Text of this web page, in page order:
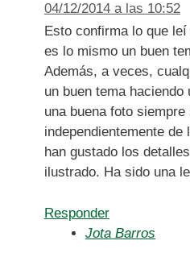
04/12/2014 a las 10:52
Esto confirma lo que
es lo mismo un buen
Además, a veces,
un buen tema
una buena foto
independientemente de
han gustado los
ilustrado. Ha sido una
Responder
Jota Barros